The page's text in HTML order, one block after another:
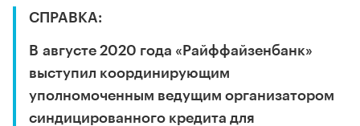
СПРАВКА:
В августе 2020 года «Райффайзенбанк»
выступил координирующим
уполномоченным ведущим организатором
синдицированного кредита для